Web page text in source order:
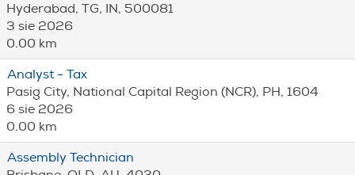
Hyderabad, TG, IN, 500081
3 sie 2026
0.00 km
Analyst - Tax
Pasig City, National Capital Region (NCR), PH, 1604
6 sie 2026
0.00 km
Assembly Technician